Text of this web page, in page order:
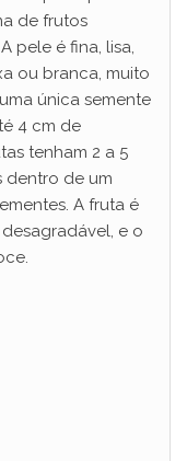
de frutos
pele é fina, lisa,
ou branca, muito
única semente
4 cm de
tenham 2 a 5
dentro de um
A fruta é
e o